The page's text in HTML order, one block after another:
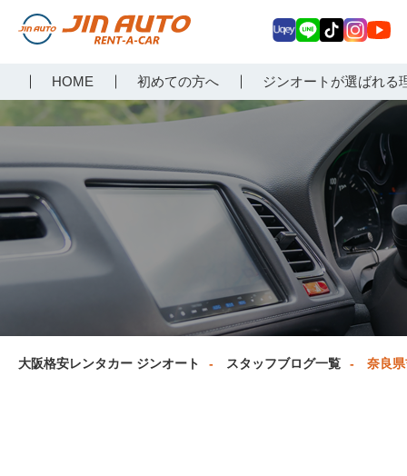
らジンオートレンタカー
HOME 初めての方へ ジンオートが選ばれる
ey E
Tokagr
am
uT
ub
大阪格安レンタカー ジンオート スタッフブログ一覧 奈良